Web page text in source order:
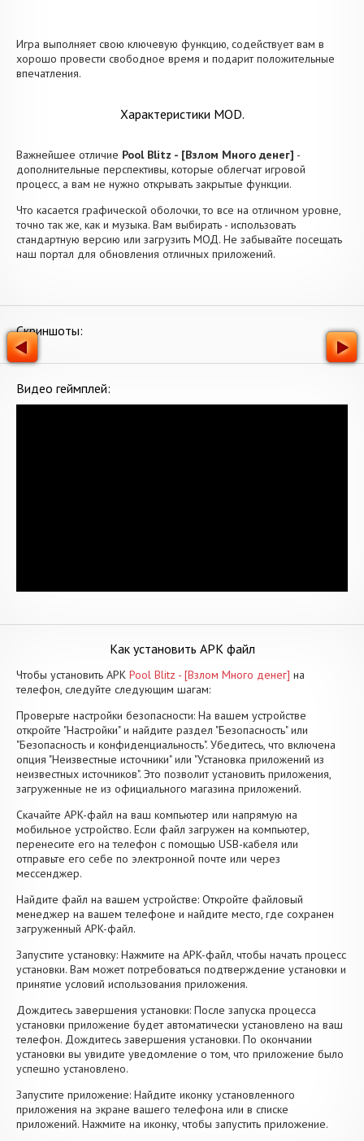
Игра выполняет свою ключевую функцию, содействует вам в
хорошо провести свободное время и подарит положительные
впечатления.
Характеристики MOD.
Важнейшее отличие Pool Blitz - [Взлом Много денег] -
дополнительные перспективы, которые облегчат игровой
процесс, а вам не нужно открывать закрытые функции.
Что касается графической оболочки, то все на отличном уровне,
точно так же, как и музыка. Вам выбирать - использовать
стандартную версию или загрузить МОД. Не забывайте посещать
наш портал для обновления отличных приложений.
Скриншоты:
Видео геймплей:
Как установить APK файл
Чтобы установить APK Pool Blitz - [Взлом Много денег] на
телефон, следуйте следующим шагам:
Проверьте настройки безопасности: На вашем устройстве
откройте "Настройки" и найдите раздел "Безопасность" или
"Безопасность и конфиденциальность". Убедитесь, что включена
опция "Неизвестные источники" или "Установка приложений из
неизвестных источников". Это позволит установить приложения,
загруженные не из официального магазина приложений.
Скачайте APK-файл на ваш компьютер или напрямую на
мобильное устройство. Если файл загружен на компьютер,
перенесите его на телефон с помощью USB-кабеля или
отправьте его себе по электронной почте или через
мессенджер.
Найдите файл на вашем устройстве: Откройте файловый
менеджер на вашем телефоне и найдите место, где сохранен
загруженный APK-файл.
Запустите установку: Нажмите на APK-файл, чтобы начать процесс
установки. Вам может потребоваться подтверждение установки и
принятие условий использования приложения.
Дождитесь завершения установки: После запуска процесса
установки приложение будет автоматически установлено на ваш
телефон. Дождитесь завершения установки. По окончании
установки вы увидите уведомление о том, что приложение было
успешно установлено.
Запустите приложение: Найдите иконку установленного
приложения на экране вашего телефона или в списке
приложений. Нажмите на иконку, чтобы запустить приложение.